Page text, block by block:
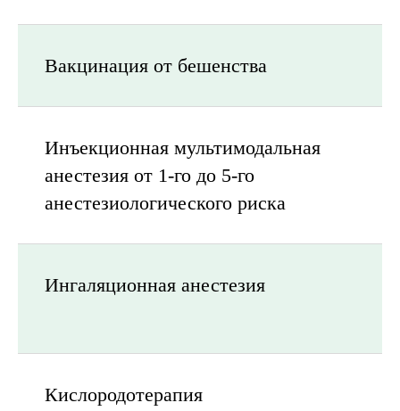
Вакцинация от бешенства
Инъекционная мультимодальная
анестезия от 1-го до 5-го
анестезиологического риска
Ингаляционная анестезия
Кислородотерапия